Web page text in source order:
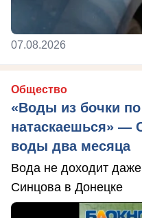
07.08.2026
Общество
«Воды из бочки
натаскаешься» —
воды два месяца
Вода не доходит
Синцова в Донецке